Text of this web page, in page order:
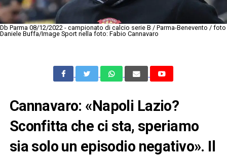
Db Parma 08/12/2022 - campionato di calcio serie B / Parma-Benevento / foto
Daniele Buffa/Image Sport nella foto: Fabio Cannavaro
Cannavaro: «Napoli Lazio?
Sconfitta che ci sta, speriamo
sia solo un episodio negativo». Il